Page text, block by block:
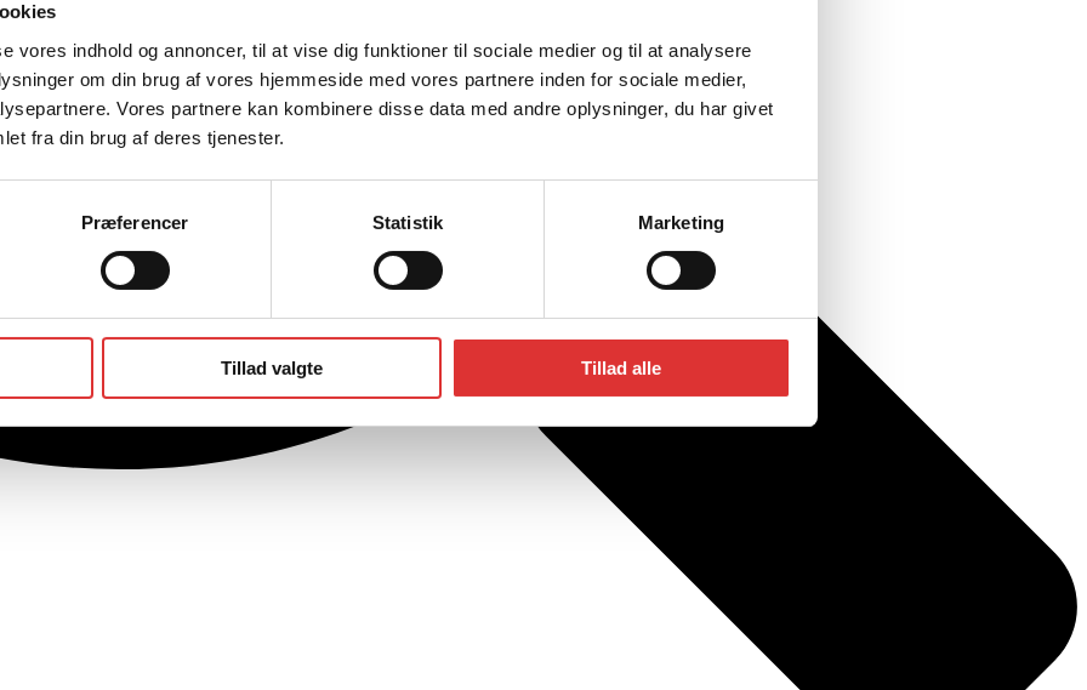
vores indhold og annoncer, til at vise dig funktioner til sociale medier og til at analysere
om din brug af vores hjemmeside med vores partnere inden for sociale medier,
Vores partnere kan kombinere disse data med andre oplysninger, du har givet
fra din brug af deres tjenester.
Præferencer Statistik Marketing
Tillad valgte Tillad alle